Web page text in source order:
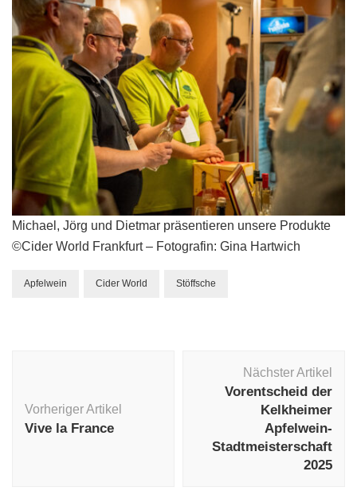
Michael, Jörg und Dietmar präsentieren unsere Produkte
©Cider World Frankfurt – Fotografin: Gina Hartwich
Apfelwein Cider World Stöffsche
Vorheriger Artikel
Vive la France
Nächster Artikel
Vorentscheid der
Kelkheimer
Apfelwein-
Stadtmeisterschaft
2025